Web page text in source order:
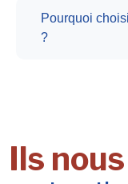
Pourquoi
?
Ils